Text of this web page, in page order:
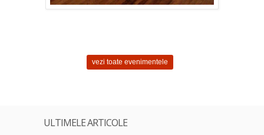
vezi toate evenimentele
ULTIMELE ARTICOLE